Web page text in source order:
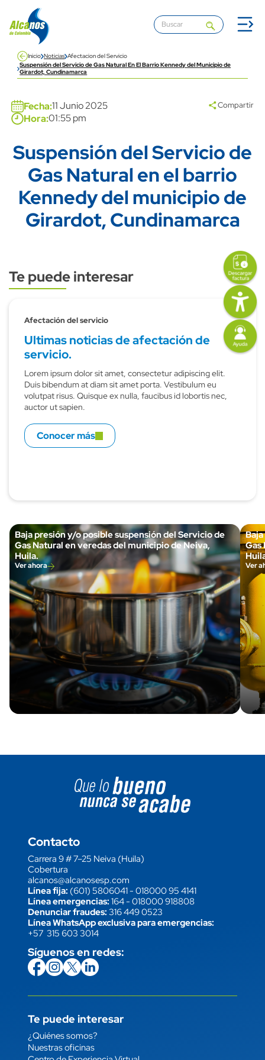
Pasar al contenido principal
Inicio Noticias Afectacion del Servicio
Suspensión del Servicio de Gas Natural En El Barrio Kennedy del Municipio de
Girardot, Cundinamarca
Fecha:11 Junio 2025
Hora:01:55 pm
Compartir
Title
Suspensión del Servicio de
Gas Natural en el barrio
Kennedy del municipio de
Girardot, Cundinamarca
Subtitulo
Te puede interesar
Afectación del servicio
Ultimas noticias de afectación de
servicio.
Lorem ipsum dolor sit amet, consectetur adipiscing elit.
Duis bibendum at diam sit amet porta. Vestibulum eu
volutpat risus. Quisque ex nulla, faucibus id lobortis nec,
auctor ut sapien.
Conocer más
Baja presión y/o posible suspensión del Servicio de
Gas Natural en veredas del municipio de Neiva,
Huila.
Ver ahora
Gas
Ver
icon
Imagen
link
Imagen
Imagen
Image block
Contacto
Carrera 9 # 7–25 Neiva (Huila)
Cobertura
alcanos@alcanosesp.com
Línea fija: (601) 5806041-018000 95 4141
Línea emergencias: 164-018000 918808
Denunciar fraudes: 316 449 0523
Línea WhatsApp exclusiva para emergencias:
+57 315 603 3014
Síguenos en redes:
icon
Imagen
link icon
Imagen
link icon
Imagen
link icon
Imagen
link
Te puede interesar
Enlace
¿Quiénes somos?
Nuestras oficinas